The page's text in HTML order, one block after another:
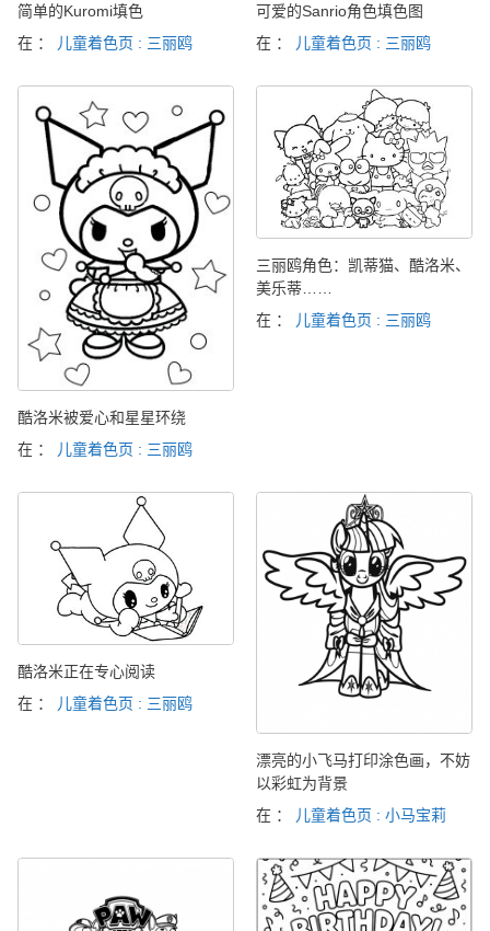
简单的Kuromi填色
在 ：
儿童着色页 : 三丽鸥
可爱的Sanrio角色填色图
在 ：
儿童着色页 : 三丽鸥
酷洛米被爱心和星星环绕
在 ：
儿童着色页 : 三丽鸥
三丽鸥角色：凯蒂猫、酷洛米、
美乐蒂……
在 ：
儿童着色页 : 三丽鸥
酷洛米正在专心阅读
在 ：
儿童着色页 : 三丽鸥
漂亮的小飞马打印涂色画，不妨
以彩虹为背景
在 ：
儿童着色页 : 小马宝莉